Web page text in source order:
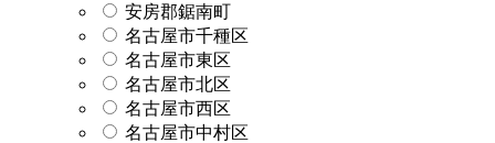
安房郡鋸南町
名古屋市千種区
名古屋市東区
名古屋市北区
名古屋市西区
名古屋市中村区